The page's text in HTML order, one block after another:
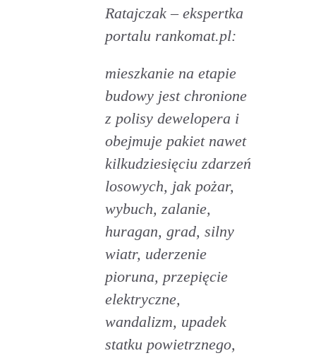
Ratajczak – ekspertka
portalu rankomat.pl:
mieszkanie na etapie
budowy jest chronione
z polisy dewelopera i
obejmuje pakiet nawet
kilkudziesięciu zdarzeń
losowych, jak pożar,
wybuch, zalanie,
huragan, grad, silny
wiatr, uderzenie
pioruna, przepięcie
elektryczne,
wandalizm, upadek
statku powietrznego,